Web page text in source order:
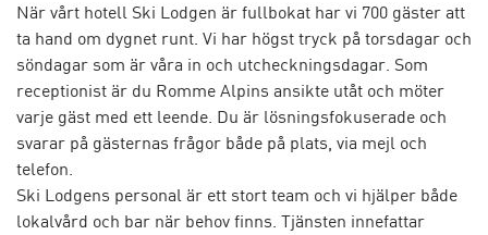
När vårt hotell Ski Lodgen är fullbokat har vi 700 gäster att
ta hand om dygnet runt. Vi har högst tryck på torsdagar och
söndagar som är våra in och utcheckningsdagar. Som
receptionist är du Romme Alpins ansikte utåt och möter
varje gäst med ett leende. Du är lösningsfokuserade och
svarar på gästernas frågor både på plats, via mejl och
telefon.
Ski Lodgens personal är ett stort team och vi hjälper både
lokalvård och bar när behov finns. Tjänsten innefattar